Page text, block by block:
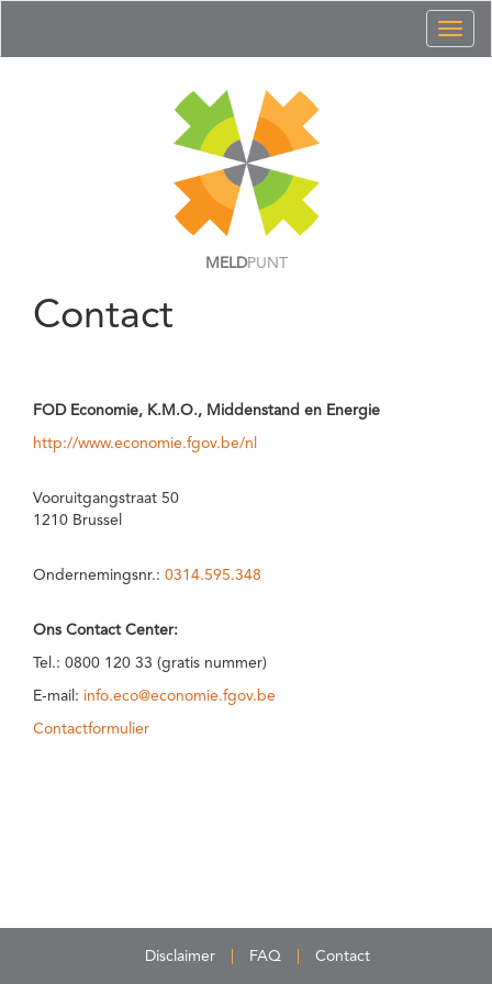
MELDPUNT
Contact
FOD Economie, K.M.O., Middenstand en Energie
http://www.economie.fgov.be/nl
Vooruitgangstraat 50
1210 Brussel
Ondernemingsnr.: 0314.595.348
Ons Contact Center:
Tel.: 0800 120 33 (gratis nummer)
E-mail: info.eco@economie.fgov.be
Contactformulier
Disclaimer FAQ Contact